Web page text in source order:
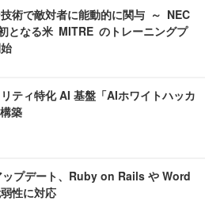
術で敵対者に能動的に関与 ～ NEC
となる米 MITRE のトレーニングプ
ティ特化 AI 基盤「AIホワイトハッカ
築
プデート、Ruby on Rails や Word
性に対応